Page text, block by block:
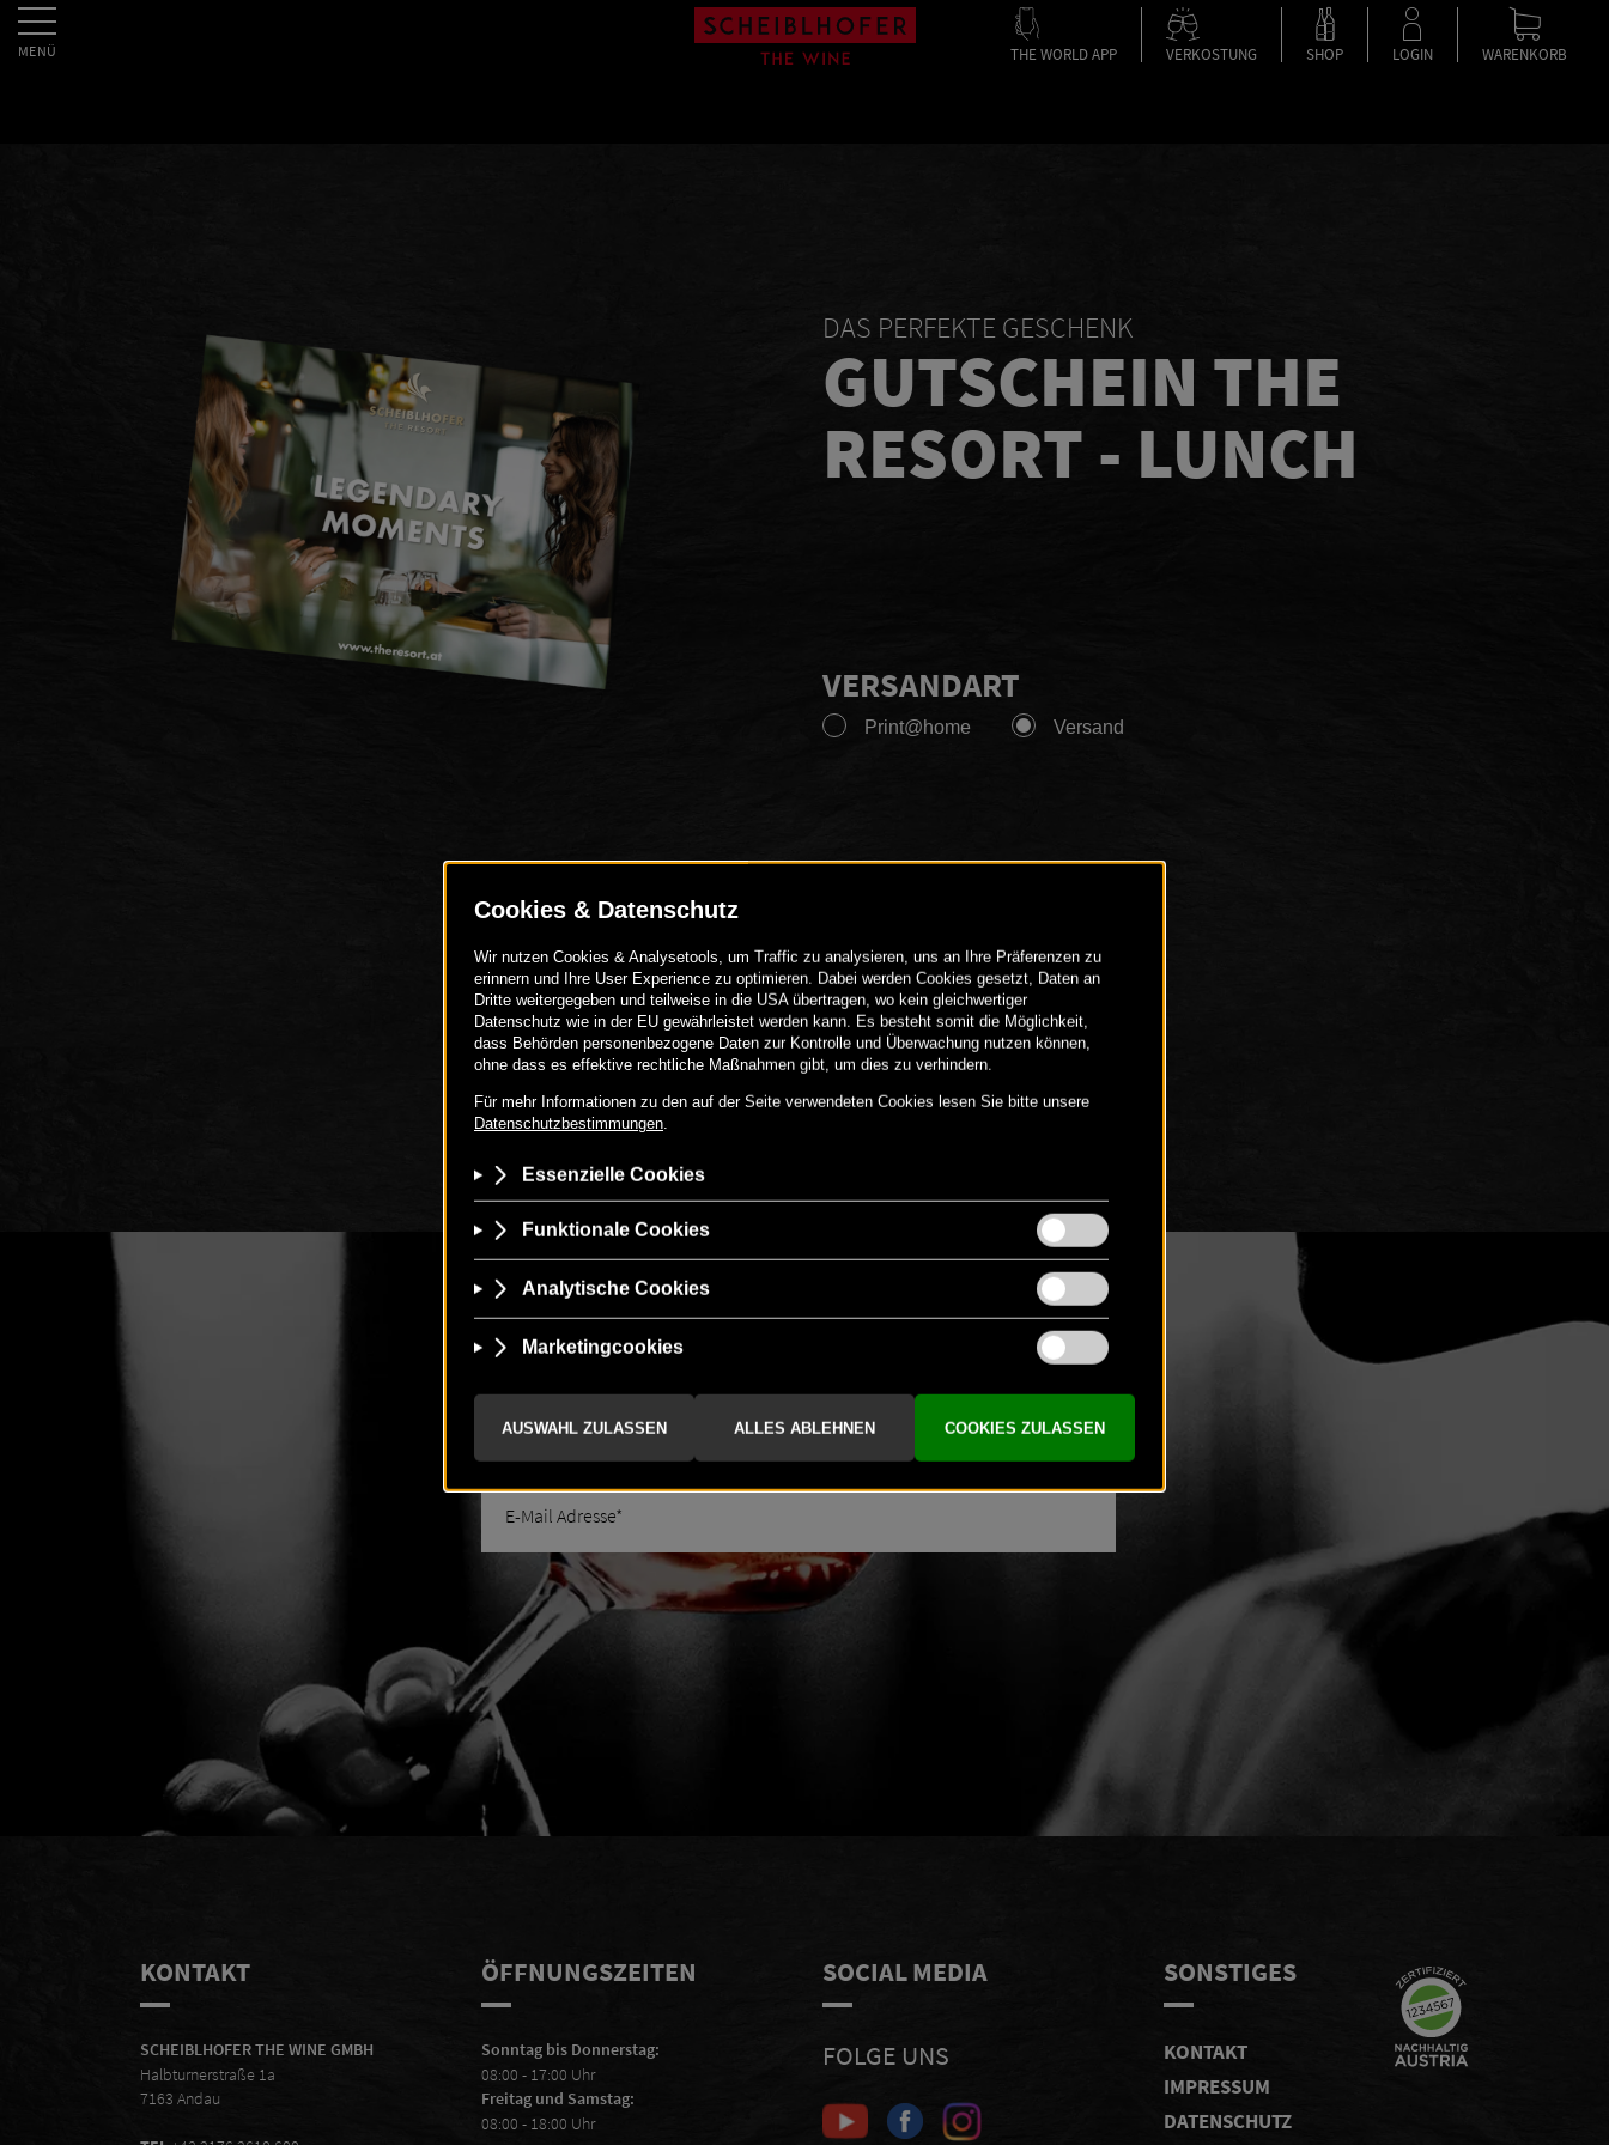
THE WORLD APP VERKOSTUNG SHOP LOGIN WARENKORB
DAS PERFEKTE GESCHENK
GUTSCHEIN THE
RESORT - LUNCH
VERSANDART
Print@home Versand
€62
NEUIGKEITEN & TOLLE VORTEILE
NEWSLETTER
Herr
und ich akzeptiere die
Datenschutzerklärung
ABSCHICKEN
KONTAKT
SCHEIBLHOFER THE WINE GMBH
Halbturnerstraße 1a
7163 Andau
ÖFFNUNGSZEITEN
Sonntag bis Donnerstag:
08:00 - 17:00 Uhr
Freitag und Samstag:
08:00 - 18:00 Uhr
SOCIAL MEDIA
FOLGE UNS
SONSTIGES
KONTAKT
IMPRESSUM
DATENSCHUTZ